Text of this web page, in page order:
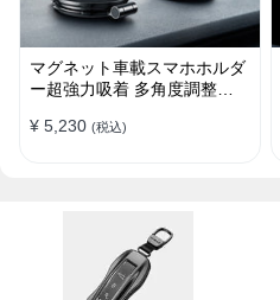
マグネット車載スマホホルダ
ー超強力吸着 多角度調整
ー 折りたたみ式 片手操作 安
¥ 5,230 (税込)